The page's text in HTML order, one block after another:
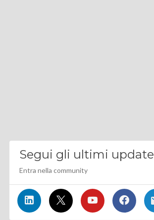
Segui gli ultimi update
Entra nella community